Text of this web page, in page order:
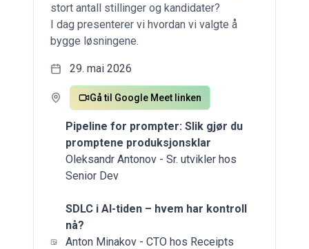
stort antall stillinger og kandidater?
I dag presenterer vi hvordan vi valgte å
bygge løsningene.
29. mai 2026
Gå til Google Meet linken
Pipeline for prompter: Slik gjør du
promptene produksjonsklar
Oleksandr Antonov - Sr. utvikler hos
Senior Dev
SDLC i AI-tiden – hvem har kontroll
nå?
Anton Minakov - CTO hos Receipts